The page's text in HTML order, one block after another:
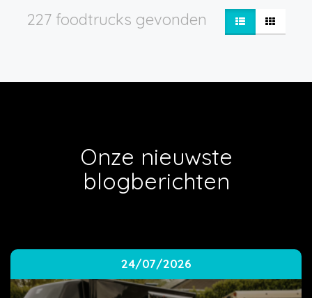
227 foodtrucks gevonden
Onze nieuwste
blogberichten
24/07/2026